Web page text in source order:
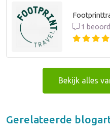
1
Bekijk alles
Gerelateerde